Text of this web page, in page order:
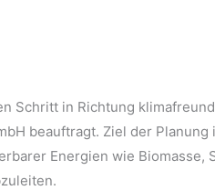
Schritt in Richtung
beauftragt. Ziel der Planung
Energien wie Biomasse,